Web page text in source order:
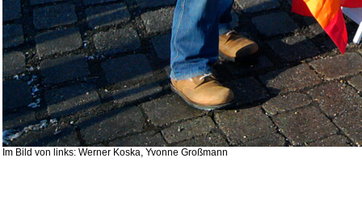
Im Bild von links: Werner Koska, Yvonne Großmann